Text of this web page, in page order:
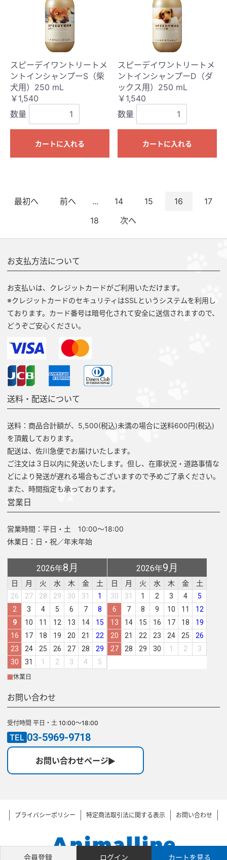
スピーデイワントリートメ
ントインシャンプーS（柴
犬用）250 mL
￥1,540
数量
カートに入れる
スピーデイワントリートメ
ントインシャンプーD（ダ
ックス用）250 mL
￥1,540
数量
カートに入れる
最初へ 前へ ... 14 15 16
17
18
次へ
会員登録 ログイン カートを見る
お支払方法について
お支払いは、クレジットカードがご利用いただけます。
※クレジットカードのセキュリティはSSLというシステムを利用し
ております。カード番号は暗号化されて安全に送信されますので、
どうぞご安心ください。
送料・配送について
送料：商品合計額が、5,500(税込)未満の場合に送料600円(税込)
を頂戴しております。
配送は、佐川急便でお届けいたします。
ご注文は３日以内に発送いたします。但し、在庫状況・道路事情な
どにより発送が遅れる場合もございますので予めご了承ください。
また、時間指定も承っております。
営業日
営業時間：平日・土 10:00～18:00
休業日：日・祝／年末年始
2026年8月
日 月 火 水 木 金 土
26 27 28 29 30 31
1
2
3 4 5 6 7
8
9
10 11 12 13 14
15
16
17 18 19 20 21
22
23
24 25 26 27 28
29
30
31 1 2 3 4 5
2026年9月
日 月 火 水 木 金 土
30 31 1 2 3 4
5
6
7 8 9 10 11
12
13
14 15 16 17 18
19
20
21 22 23 24 25
26
27
28 29 30 1 2 3
休業日
お問い合わせ
受付時間 平日・土 10:00～18:00
TEL 03-5969-9718
お問い合わせページ
プライバシーポリシー 特定商法取引法に関する表示 お問い合わせ